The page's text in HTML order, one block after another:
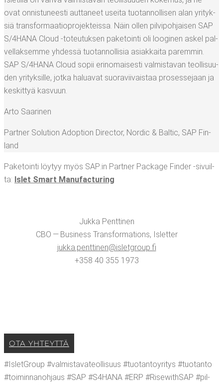
ovat onnis­tu­nees­ti aut­ta­neet usei­ta tuo­tan­nol­li­sen alan yri­tyk­
siä trans­for­maa­tio­pro­jek­teis­sa. Näin ollen pil­vi­poh­jai­sen SAP
S/4HANA Cloud ‑toteu­tuk­sen pake­toin­ti oli loo­gi­nen askel pal­
vel­lak­sem­me yhdes­sä tuo­tan­nol­li­sia asiak­kai­ta parem­min.
SAP S/4HANA Cloud sopii erin­omai­ses­ti val­mis­ta­van teol­li­suu­
den yri­tyk­sil­le, jot­ka halua­vat suo­ra­vii­vais­taa pro­ses­se­jaan ja
kes­kit­tyä kasvuun.
Arto Saa­ri­nen
Part­ner Solu­tion Adop­tion Direc­tor, Nor­dic & Bal­tic, SAP Fin­
land
Pake­toin­ti löy­tyy myös SAP:in Part­ner Pac­ka­ge Fin­der ‑sivuil­
ta: Islet Smart Manufacturing
Juk­ka Pent­ti­nen
CBO — Busi­ness Trans­for­ma­tions, Islet­ter
jukka.​penttinen@​isletgroup.​fi
+358 40 355 1973
OTA YHTEYT­TÄ
#IsletGroup #val­mis­ta­va­teol­li­suus #tuo­tan­to­y­ri­tys #tuo­tan­to
#toi­min­na­noh­jaus #SAP #S4HANA #ERP #Risewith­SAP #pil­